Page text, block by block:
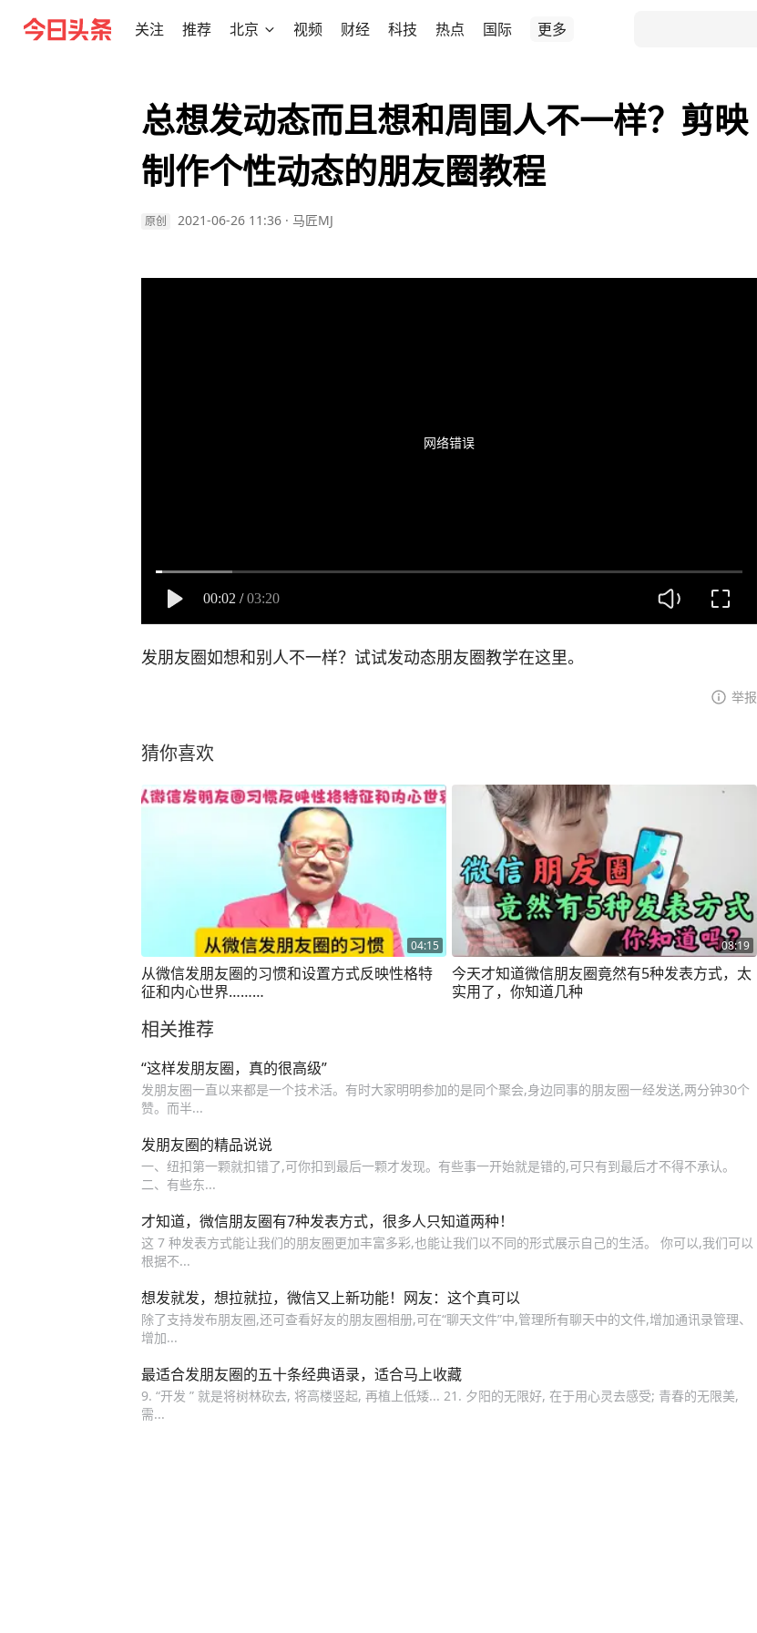
关注 推荐 北京 视频 财经 科技 热点 国际 更多
总想发动态而且想和周围人不一样？剪映
制作个性动态的朋友圈教程
原创 2021-06-26 11:36 · 马匠MJ
网络错误
00:02 / 03:20
发朋友圈如想和别人不一样？试试发动态朋友圈教学在这里。
举报
猜你喜欢
04:15
从微信发朋友圈的习惯和设置方式反映性格特
征和内心世界………
08:19
今天才知道微信朋友圈竟然有5种发表方式，太
实用了，你知道几种
相关推荐
“这样发朋友圈，真的很高级”
发朋友圈一直以来都是一个技术活。有时大家明明参加的是同个聚会,身边同事的朋友圈一经发送,两分钟30个
赞。而半...
发朋友圈的精品说说
一、纽扣第一颗就扣错了,可你扣到最后一颗才发现。有些事一开始就是错的,可只有到最后才不得不承认。
二、有些东...
才知道，微信朋友圈有7种发表方式，很多人只知道两种！
这 7 种发表方式能让我们的朋友圈更加丰富多彩,也能让我们以不同的形式展示自己的生活。 你可以,我们可以
根据不...
想发就发，想拉就拉，微信又上新功能！网友：这个真可以
除了支持发布朋友圈,还可查看好友的朋友圈相册,可在“聊天文件”中,管理所有聊天中的文件,增加通讯录管理、
增加...
最适合发朋友圈的五十条经典语录，适合马上收藏
9. “开发 ” 就是将树林砍去, 将高楼竖起, 再植上低矮... 21. 夕阳的无限好, 在于用心灵去感受; 青春的无限美,
需...